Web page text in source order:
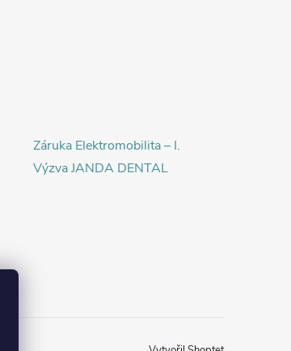
Záruka Elektromobilita – I.
Výzva JANDA DENTAL